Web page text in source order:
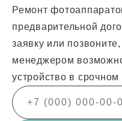
Ремонт
предварительной
заявку или
менеджером
устройство в срочном